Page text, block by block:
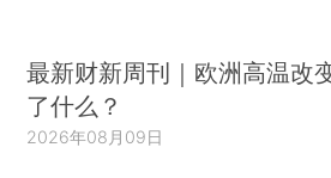
最新财新周刊｜欧洲高温改
了什么？
2026年08月09日